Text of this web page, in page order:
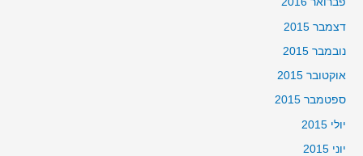
דצמבר 2015
נובמבר 2015
אוקטובר 2015
ספטמבר 2015
יולי 2015
יוני 2015